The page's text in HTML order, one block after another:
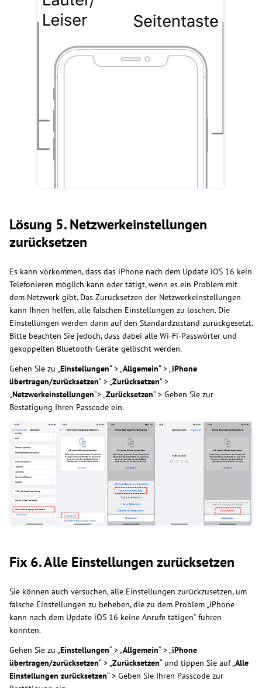
Lösung 5. Netzwerkeinstellungen
zurücksetzen
Es kann vorkommen, dass das iPhone nach dem Update iOS 16 kein
Telefonieren möglich kann oder tätigt, wenn es ein Problem mit
dem Netzwerk gibt. Das Zurücksetzen der Netzwerkeinstellungen
kann Ihnen helfen, alle falschen Einstellungen zu löschen. Die
Einstellungen werden dann auf den Standardzustand zurückgesetzt.
Bitte beachten Sie jedoch, dass dabei alle Wi-Fi-Passwörter und
gekoppelten Bluetooth-Geräte gelöscht werden.
Gehen Sie zu „Einstellungen“ > „Allgemein“ > „iPhone
übertragen/zurücksetzen“ > „Zurücksetzen“ >
„Netzwerkeinstellungen“> „Zurücksetzen“ > Geben Sie zur
Bestätigung Ihren Passcode ein.
Fix 6. Alle Einstellungen zurücksetzen
Sie können auch versuchen, alle Einstellungen zurückzusetzen, um
falsche Einstellungen zu beheben, die zu dem Problem „iPhone
kann nach dem Update iOS 16 keine Anrufe tätigen“ führen
könnten.
Gehen Sie zu „Einstellungen“ > „Allgemein“ > „iPhone
übertragen/zurücksetzen“ > „Zurücksetzen“ und tippen Sie auf „Alle
Einstellungen zurücksetzen“ > Geben Sie Ihren Passcode zur